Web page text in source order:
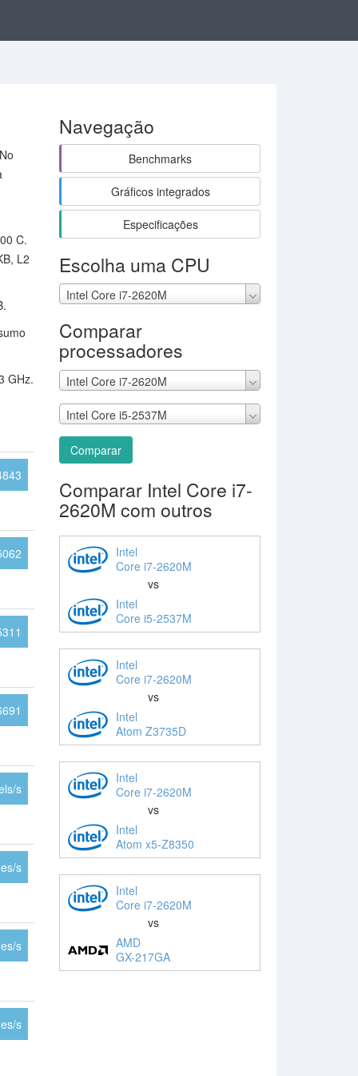
C.
L2
GHz.
s
s
s
s
Navegação
Benchmarks
Gráficos integrados
Especificações
Escolha uma CPU
Intel Core i7-2620M
Comparar
processadores
Intel Core i7-2620M
Intel Core i5-2537M
Comparar
Comparar Intel Core i7-
2620M com outros
Intel
Core i7-2620M
vs
Intel
Core i5-2537M
Intel
Core i7-2620M
vs
Intel
Atom Z3735D
Intel
Core i7-2620M
vs
Intel
Atom x5-Z8350
Intel
Core i7-2620M
vs
AMD
GX-217GA